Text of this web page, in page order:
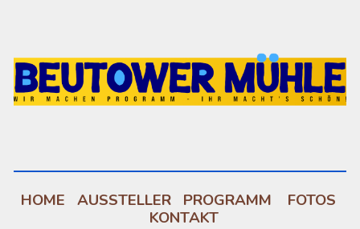
HOME AUSSTELLER PROGRAMM
FOTOS
KONTAKT